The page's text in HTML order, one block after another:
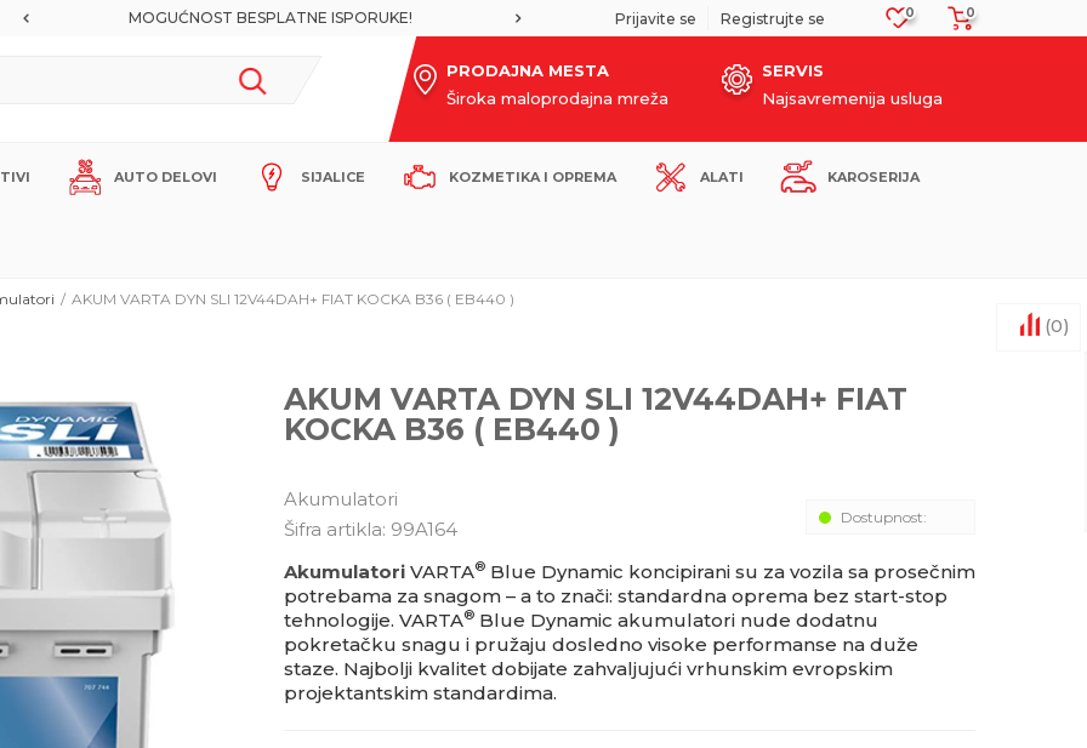
MOGUĆNOST BESPLATNE ISPORUKE! SIGURNO PLAĆANJE PLATNIM KARTICAMA! 0
0
Prijavite se Registrujte se
PRODAJNA MESTA
Široka maloprodajna mreža
SERVIS
Najsavremenija usluga
AUTO DELOVI SIJALICE KOZMETIKA I OPREMA ALATI KAROSERIJA
AKUM VARTA DYN SLI 12V44DAH+ FIAT KOCKA B36 ( EB440 )
AKUM VARTA DYN SLI 12V44DAH+ FIAT
KOCKA B36 ( EB440 )
Akumulatori
Šifra artikla: 99A164
Dostupnost:
Akumulatori VARTA® Blue Dynamic koncipirani su za vozila sa prosečnim
potrebama za snagom – a to znači: standardna oprema bez start-stop
tehnologije. VARTA® Blue Dynamic akumulatori nude dodatnu
pokretačku snagu i pružaju dosledno visoke performanse na duže
staze. Najbolji kvalitet dobijate zahvaljujući vrhunskim evropskim
projektantskim standardima.
(0)